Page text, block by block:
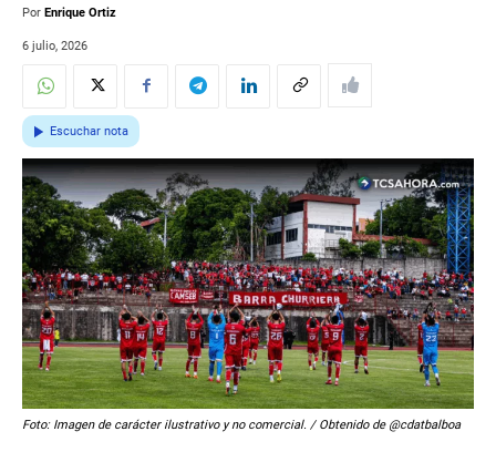
Por Enrique Ortiz
6 julio, 2026
Escuchar nota
Foto: Imagen de carácter ilustrativo y no comercial. / Obtenido de @cdatbalboa